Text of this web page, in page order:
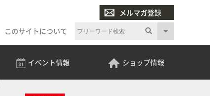
メルマガ登録
このサイトについて
イベント情報 ショップ情報